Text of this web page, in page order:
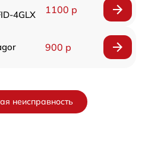
4GLX
1100 р
900 р
неисправность